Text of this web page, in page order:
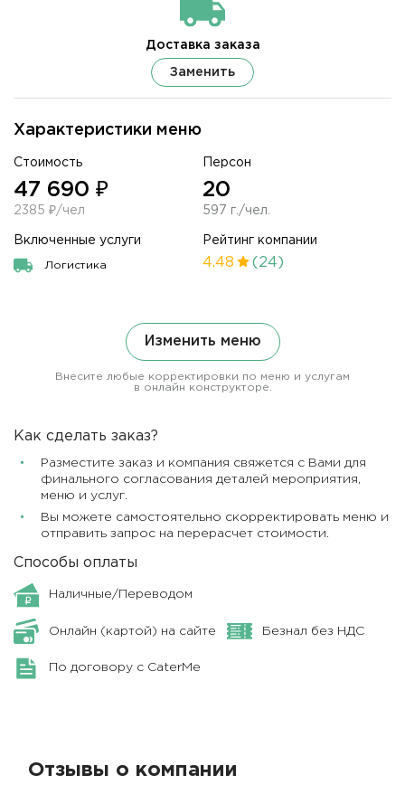
Характеристики меню
Стоимость
47 690 ₽
2385 ₽/чел
Персон
20
597 г./чел.
Включенные услуги
Логистика
Рейтинг компании
4.48 (24)
Изменить меню
Внесите любые корректировки по меню и услугам
в онлайн конструкторе.
Доставка заказа
Заменить
Как сделать заказ?
Разместите заказ и компания свяжется с Вами для
финального согласования деталей мероприятия,
меню и услуг.
Вы можете самостоятельно скорректировать меню и
отправить запрос на перерасчет стоимости.
Способы оплаты
Наличные/Переводом
Онлайн (картой) на сайте Безнал без НДС
По договору с CaterMe
Отзывы о компании